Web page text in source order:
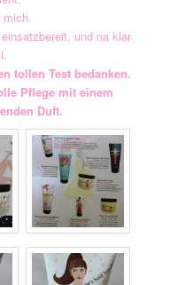
und na klar
tollen Test bedanken.
Pflege mit einem
Duft.